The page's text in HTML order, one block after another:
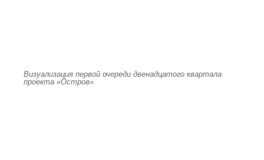
Визуализация первой очереди двенадцатого квартала
проекта «Остров»